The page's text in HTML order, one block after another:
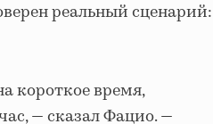
реальный сценарий:
короткое время,
— сказал Фацио. —